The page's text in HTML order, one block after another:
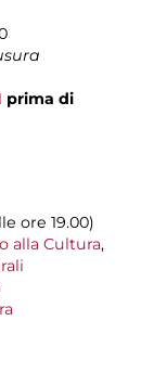
prima di
ore 19.00)
alla Cultura,